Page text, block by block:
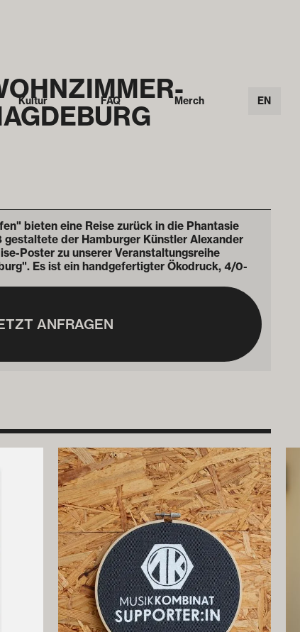
Kultur FAQ Merch EN
bieten eine Reise zurück in die Phantasie
der Hamburger Künstler Alexander
Poster zu unserer Veranstaltungsreihe
Es ist ein handgefertigter Ökodruck, 4/0-
ANFRAGEN